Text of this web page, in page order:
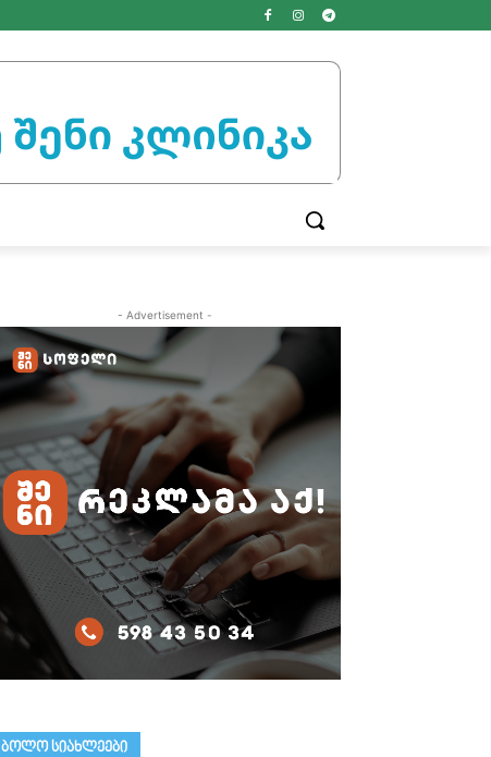
- Advertisement -
ᲑᲝᲚᲝ ᲡᲘᲐᲮᲚᲔᲔᲑᲘ